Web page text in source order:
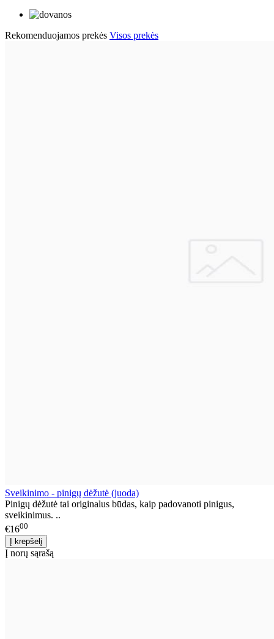
Rekomenduojamos prekės Visos prekės
Sveikinimo - pinigų dėžutė (juoda)
Pinigų dėžutė tai originalus būdas, kaip padovanoti pinigus,
sveikinimus. ..
€1600
Į norų sąrašą